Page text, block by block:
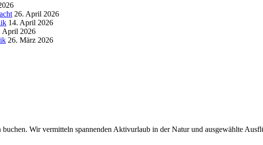
26. April 2026
14. April 2026
April 2026
26. März 2026
Wir vermitteln spannenden Aktivurlaub in der Natur und ausgewählte